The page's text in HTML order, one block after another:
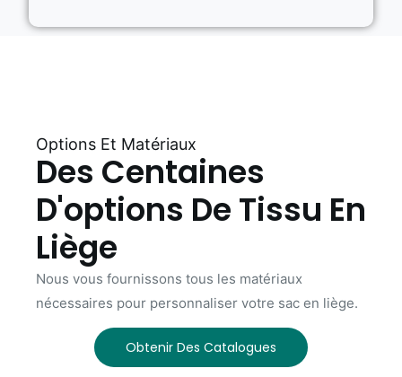
Options Et Matériaux
Des Centaines
D'options De Tissu En
Liège
Nous vous fournissons tous les matériaux
nécessaires pour personnaliser votre sac en liège.
Obtenir Des Catalogues